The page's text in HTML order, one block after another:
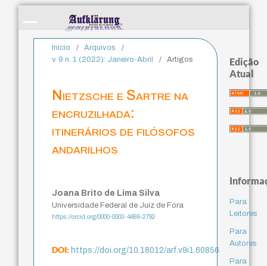
Início / Arquivos
/
v. 9 n. 1 (2022): Janeiro-Abril
/ Artigos
Nietzsche e Sartre na
encruzilhada:
itinerários de filósofos
andarilhos
Joana Brito de Lima Silva
Universidade Federal de Juiz de Fora
https://orcid.org/0000-0003-4686-2792
DOI:https://doi.org/10.18012/arf.v9i1.60856
Edição
Atual
Para
Leitores
Para
Autores
Para